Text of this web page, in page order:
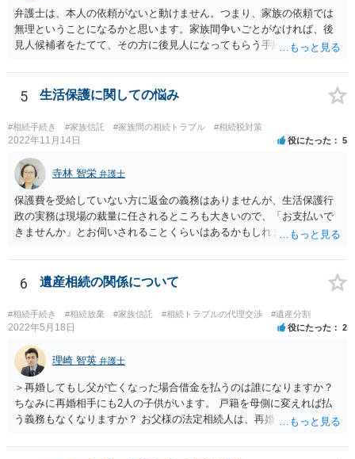
弁護士は、本人の依頼がないと動けません。つまり、家族の依頼では
無理ということになるかと思います。家族間争いごとがなければ、後
見人候補者をたてて、その方に後見人になってもらう手続をすすめた
5 生活保護に関しての悩み
#相続手続き #家族信託 #家族間の相続トラブル #相続税対策
2022年11月14日 役にたった 5
寺林 智栄 弁護士
保護費を受給していない方に返金の義務はありませんが、生活保護行
政の実務は現場の裁量に任されるところも大きいので、「お支払いで
きませんか」とお伺いされることくらいはあるかもしれません。 通報
考えてご判断いただくのが良いと思います。
6 遺産相続の関係について
#相続手続き #相続放棄 #家族信託 #相続トラブルの代理交渉 #遺産分割
2022年5月18日 役にたった 2
理崎 智英 弁護士
＞再婚してもし父が亡くなった場合借金を払うのは誰になりますか？
ちなみに再婚相手にも2人の子供がいます。 戸籍を母側に変えれば払
う義務もなくなりますか？ お父様の法定相続人は、再婚相手とご相談
戸籍がどこにあるのかは関係ありません。 ただし、お父様が亡くなっ